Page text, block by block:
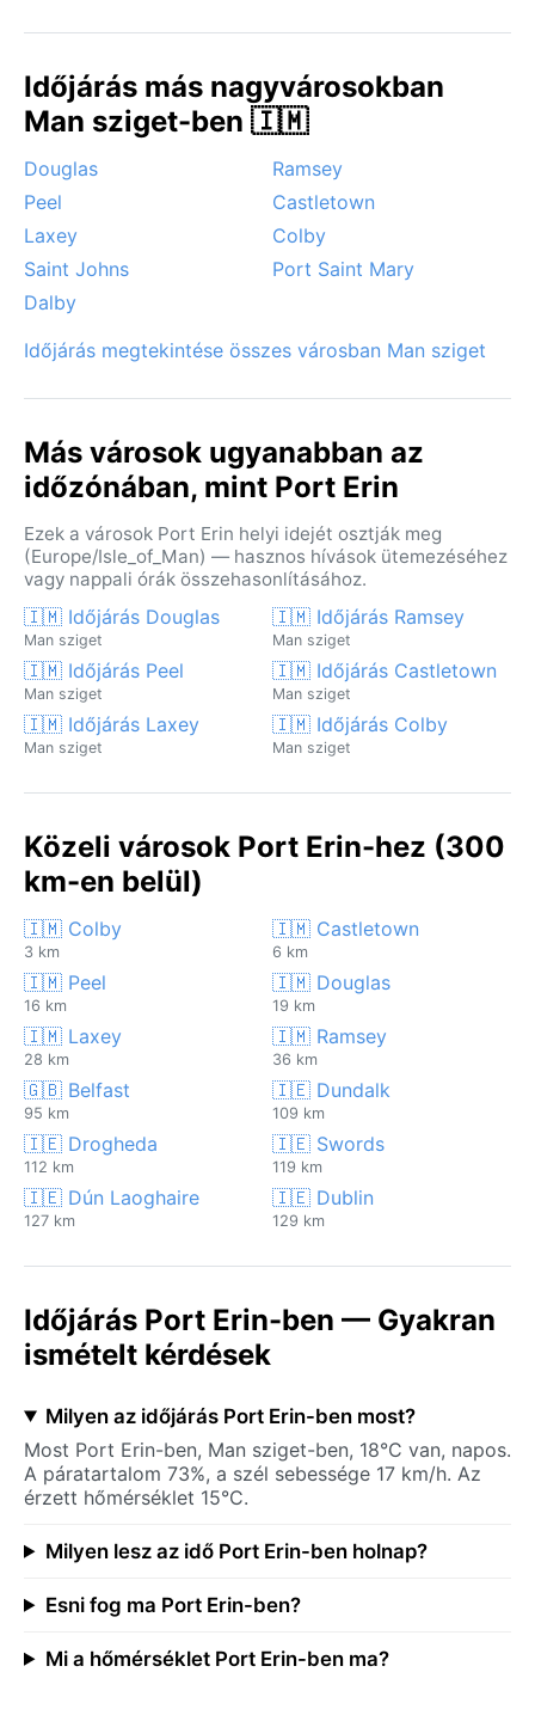
Időjárás más nagyvárosokban
Man sziget-ben 🇮🇲
Douglas
Ramsey
Peel
Castletown
Laxey
Colby
Saint Johns
Port Saint Mary
Dalby
Időjárás megtekintése összes városban Man sziget
Más városok ugyanabban az
időzónában, mint Port Erin
Ezek a városok Port Erin helyi idejét osztják meg
(Europe/Isle_of_Man) — hasznos hívások ütemezéséhez
vagy nappali órák összehasonlításához.
🇮🇲 Időjárás Douglas
Man sziget
🇮🇲 Időjárás Ramsey
Man sziget
🇮🇲 Időjárás Peel
Man sziget
🇮🇲 Időjárás Castletown
Man sziget
🇮🇲 Időjárás Laxey
Man sziget
🇮🇲 Időjárás Colby
Man sziget
Közeli városok Port Erin-hez (300
km-en belül)
🇮🇲 Colby
3 km
🇮🇲 Castletown
6 km
🇮🇲 Peel
16 km
🇮🇲 Douglas
19 km
🇮🇲 Laxey
28 km
🇮🇲 Ramsey
36 km
🇬🇧 Belfast
95 km
🇮🇪 Dundalk
109 km
🇮🇪 Drogheda
112 km
🇮🇪 Swords
119 km
🇮🇪 Dún Laoghaire
127 km
🇮🇪 Dublin
129 km
Időjárás Port Erin-ben — Gyakran
ismételt kérdések
Milyen az időjárás Port Erin-ben most?
Most Port Erin-ben, Man sziget-ben, 18°C van, napos.
A páratartalom 73%, a szél sebessége 17 km/h. Az
érzett hőmérséklet 15°C.
Milyen lesz az idő Port Erin-ben holnap?
Esni fog ma Port Erin-ben?
Mi a hőmérséklet Port Erin-ben ma?